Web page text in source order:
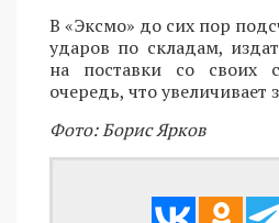
В «Эксмо» до сих пор
ударов по складам,
на поставки со своих
очередь, что увеличивает
Фото: Борис Ярков